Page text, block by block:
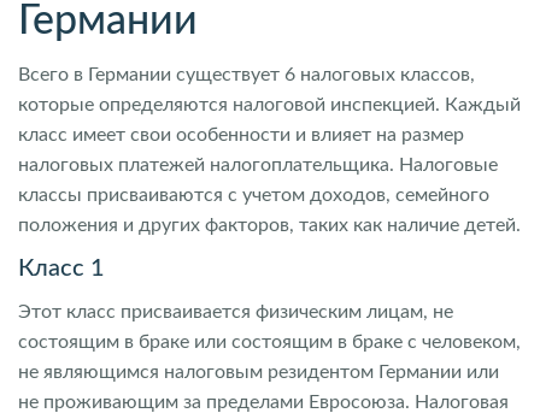
Германии
Всего в Германии существует 6 налоговых классов,
которые определяются налоговой инспекцией. Каждый
класс имеет свои особенности и влияет на размер
налоговых платежей налогоплательщика. Налоговые
классы присваиваются с учетом доходов, семейного
положения и других факторов, таких как наличие детей.
Класс 1
Этот класс присваивается физическим лицам, не
состоящим в браке или состоящим в браке с человеком,
не являющимся налоговым резидентом Германии или
не проживающим за пределами Евросоюза. Налоговая